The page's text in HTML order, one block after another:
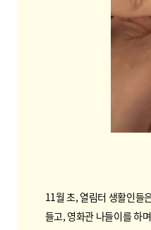
11월 초, 열림터 생활인들
들고, 영화관 나들이를 하